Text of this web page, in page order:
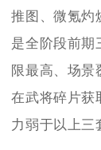
推图、微氪灼
是全阶段前期
限最高、场
在武将碎片获
力弱于以上三